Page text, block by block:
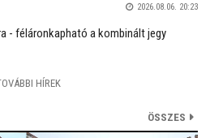
2026.08.06. 20:23
- féláronkapható a kombinált jegy
HÍREK
ÖSSZES